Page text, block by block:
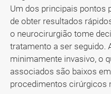
Um dos principais pontos
de obter resultados
o neurocirurgião tome
tratamento a ser seguido.
minimamente invasivo, o
associados são baixos
procedimentos cirúrgicos